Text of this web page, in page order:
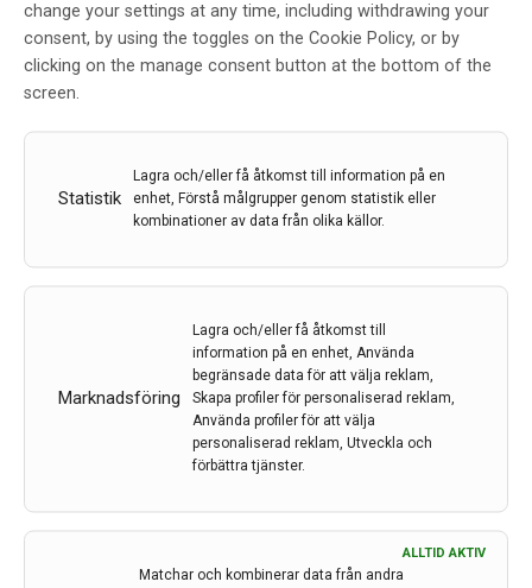
change your settings at any time, including withdrawing your
consent, by using the toggles on the Cookie Policy, or by
clicking on the manage consent button at the bottom of the
screen.
Statistik
Lagra och/eller få åtkomst till information på en
enhet, Förstå målgrupper genom statistik eller
kombinationer av data från olika källor.
Marknadsföring
Lagra och/eller få åtkomst till
information på en enhet, Använda
begränsade data för att välja reklam,
Skapa profiler för personaliserad reklam,
Använda profiler för att välja
personaliserad reklam, Utveckla och
förbättra tjänster.
ALLTID AKTIV
Matchar och kombinerar data från andra
Ortostatisk hypotension – lömskt
tillstånd med stor
behandlingspotential
19 maj 2022
Elisabet Londos,Helena Nordlund,ortostatism
förekommande vid en rad olika sjukdomar. Enligt
professor Elisabet Londos vid Minneskliniken på
Skånes universitetssjukhus i Malmö kan behandling av
ortostatism medföra stora hälsoförbättringar.